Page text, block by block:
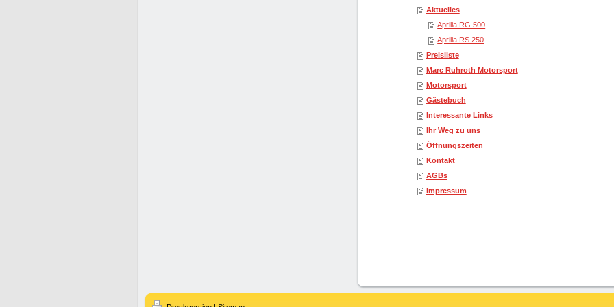
Aktuelles
Aprilia RG 500
Aprilia RS 250
Preisliste
Marc Ruhroth Motorsport
Motorsport
Gästebuch
Interessante Links
Ihr Weg zu uns
Öffnungszeiten
Kontakt
AGBs
Impressum